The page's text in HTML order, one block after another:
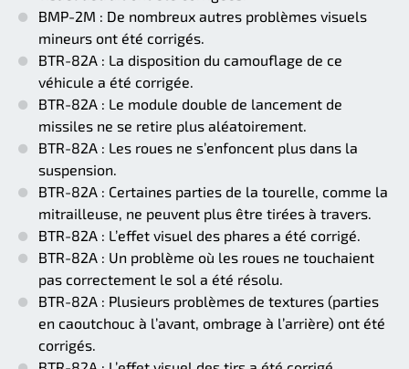
BMP-2M : De nombreux autres problèmes visuels
mineurs ont été corrigés.
BTR-82A : La disposition du camouflage de ce
véhicule a été corrigée.
BTR-82A : Le module double de lancement de
missiles ne se retire plus aléatoirement.
BTR-82A : Les roues ne s’enfoncent plus dans la
suspension.
BTR-82A : Certaines parties de la tourelle, comme la
mitrailleuse, ne peuvent plus être tirées à travers.
BTR-82A : L’effet visuel des phares a été corrigé.
BTR-82A : Un problème où les roues ne touchaient
pas correctement le sol a été résolu.
BTR-82A : Plusieurs problèmes de textures (parties
en caoutchouc à l’avant, ombrage à l’arrière) ont été
corrigés.